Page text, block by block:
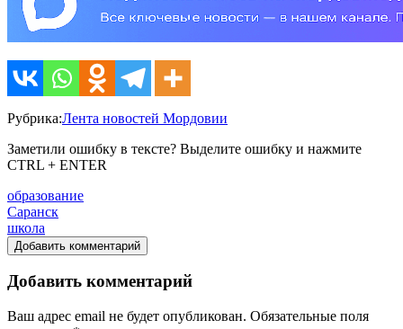
Рубрика:Лента новостей Мордовии
Заметили ошибку в тексте? Выделите ошибку и нажмите
CTRL + ENTER
образование
Саранск
школа
Добавить комментарий
Добавить комментарий
Ваш адрес email не будет опубликован. Обязательные поля